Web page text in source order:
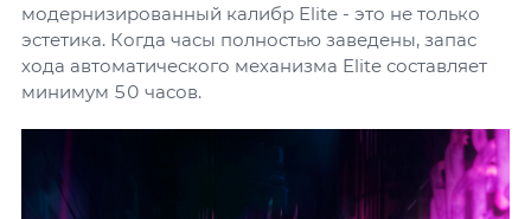
модернизированный калибр Elite - это не только
эстетика. Когда часы полностью заведены, запас
хода автоматического механизма Elite составляет
минимум 50 часов.